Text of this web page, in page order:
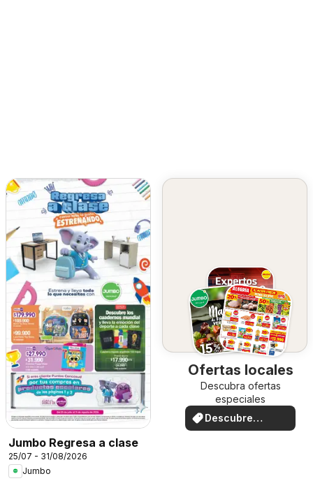
Jumbo Regresa a clase
25/07 - 31/08/2026
Jumbo
Ofertas locales
Descubra ofertas
especiales
Descubre
ofertas